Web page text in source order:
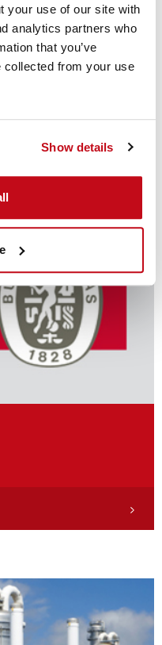
your use of our site with
analytics partners who
that you’ve
collected from your use
Show details
的看法